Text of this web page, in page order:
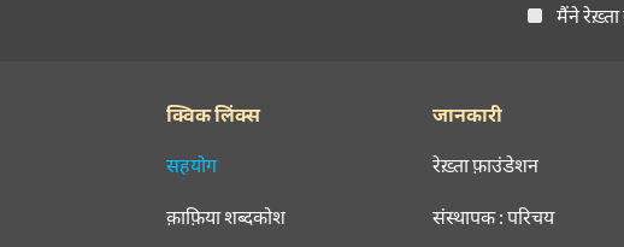
मैंने रेख़्ता
क्विक लिंक्स
सहयोग
क़ाफ़िया शब्दकोश
जानकारी
रेख़्ता फ़ाउंडेशन
संस्थापक : परिचय